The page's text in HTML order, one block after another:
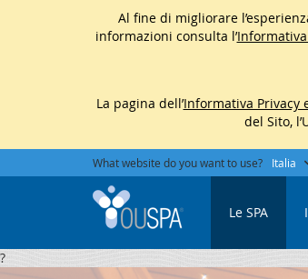
Al fine di migliorare
informazioni consulta l’Informativa
La pagina dell’Informativa Privacy
del Sito,
What website do you want to use? Italia
Le SPA
?